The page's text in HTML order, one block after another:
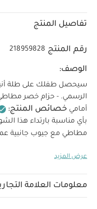
تفاصيل المنتج
رقم المنتج 218959828
الوصف:
سيحصل طفلك على طلة
الرسمي. - حزام خصر مطاطي
أمامي خصائص المنتج:
بأي مناسبة بارتداء هذا
مطاطي مع جيوب جانبية
يُغسل على درجة حرارة 40 درجة مئوية
حرارة منخفضة
لا يُنظف
عرض المزيد
معلومات العلامة